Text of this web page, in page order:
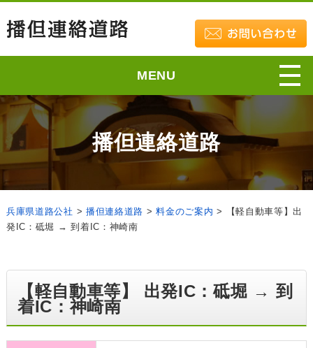
MENU
播但連絡道路
兵庫県道路公社 > 播但連絡道路 >料金のご案内 >
【軽自動車等】出
発IC：砥堀 → 到着IC：神崎南
【軽自動車等】 出発IC：砥堀 → 到
着IC：神崎南